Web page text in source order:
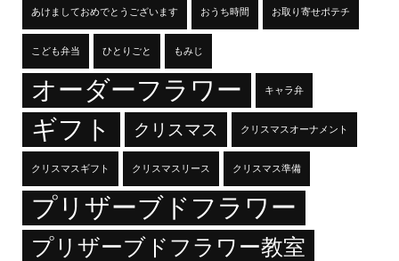
あけましておめでとうございます おうち時間 お取り寄せポテチ
こども弁当 ひとりごと もみじ
オーダーフラワー キャラ弁
ギフト クリスマス クリスマスオーナメント
クリスマスギフト クリスマスリース クリスマス準備
プリザーブドフラワー
プリザーブドフラワー教室